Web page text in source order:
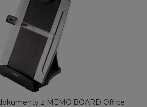
z MEMO BOARD Office